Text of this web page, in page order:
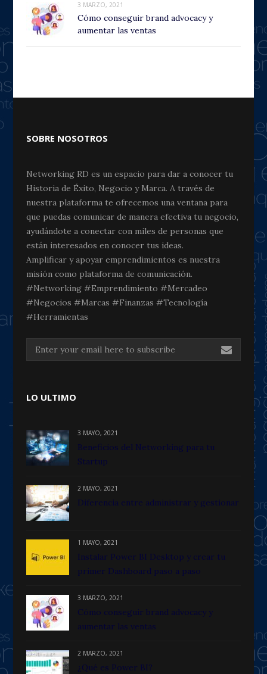
3 MARZO, 2021
Cómo conseguir brand advocacy y
aumentar las ventas
SOBRE NOSOTROS
Networking RD es un espacio para dar a conocer tu
Historia de Éxito, Negocio y Marca. A través de
nuestra plataforma te ofrecemos una ventana para
que puedas comunicar de manera efectiva tu negocio,
ayudándote a conectar con miles de personas que
están interesados en conocer tus ideas.
Amplificar y apoyar emprendimientos es nuestra
misión como plataforma de comunicación.
#Networking #Emprendimiento #Mercadeo
#Negocios #Marcas #Finanzas #Tecnología
#Herramientas
LO ULTIMO
3 MAYO, 2021
Beneficios del Networking para tu
Startup
2 MAYO, 2021
Diferencia entre administrar y gestionar
1 MAYO, 2021
Instalar Power BI Desktop y crear tu
primer Dashboard paso a paso
3 MARZO, 2021
Cómo conseguir brand advocacy y
aumentar las ventas
2 MARZO, 2021
¿Qué es Power BI?